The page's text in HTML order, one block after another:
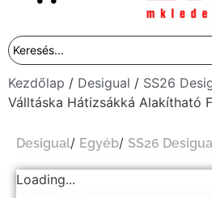
Kezdőlap / Desigual / SS26
Válltáska Hátizsákká Alakítható
Desigual/ Egyéb/ SS26
Loading...